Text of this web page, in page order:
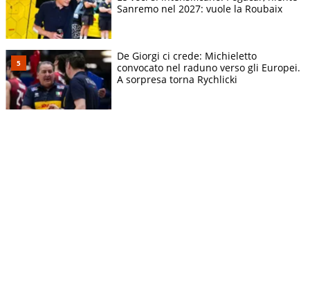
Sanremo nel 2027: vuole la Roubaix
De Giorgi ci crede: Michieletto
convocato nel raduno verso gli Europei.
A sorpresa torna Rychlicki